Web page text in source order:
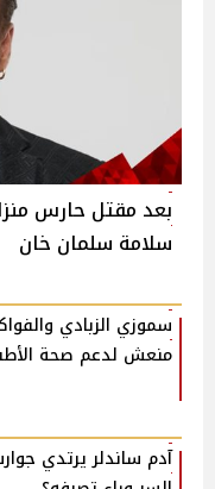
بعد مقتل حارس
سلامة سلمان خان
سموزي الزبادي
منعش لدعم صحة
آدم ساندلر يرتدي